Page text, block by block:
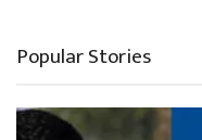
Popular Stories